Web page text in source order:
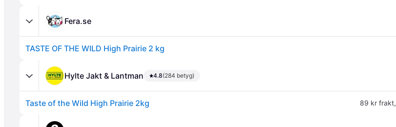
Fera.se
TASTE OF THE WILD High Prairie 2 kg
Hylte Jakt & Lantman 4.8(284 betyg)
Taste of the Wild High Prairie 2kg 89 kr frakt,